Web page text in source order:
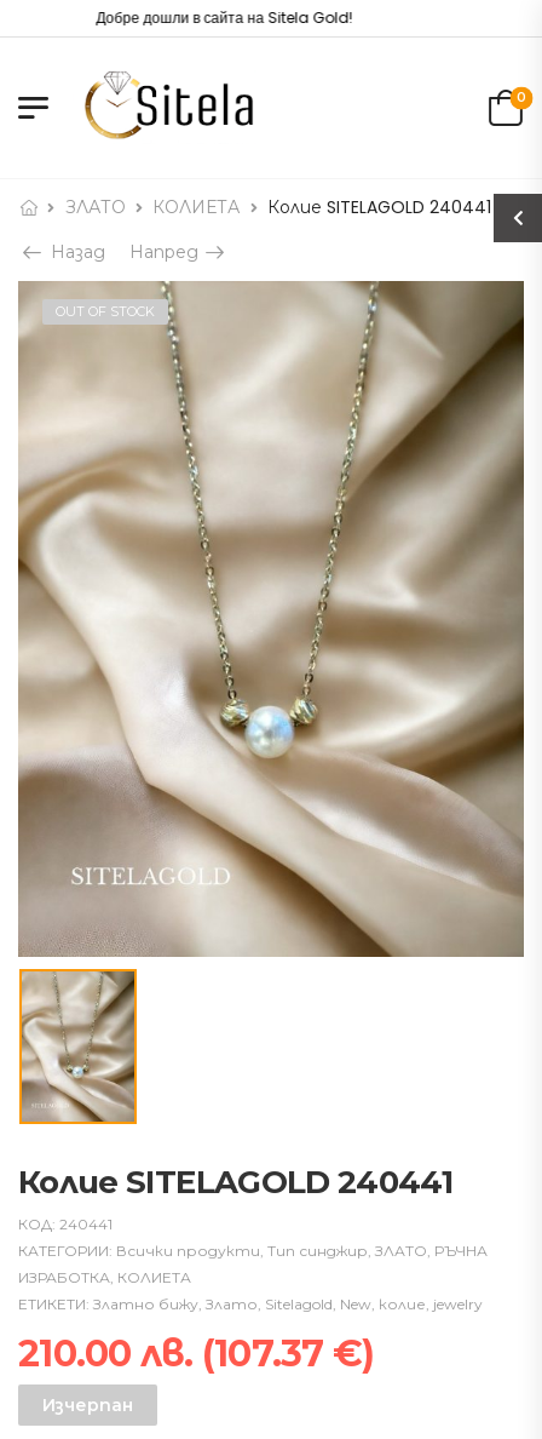
Добре дошли в сайта на Sitela Gold!
0
ЗЛАТО КОЛИЕТА Колие SITELAGOLD 240441
Назад Напред
OUT OF STOCK
Колие SITELAGOLD 240441
КОД: 240441
КАТЕГОРИИ: Всички продукти, Тип синджир, ЗЛАТО, РЪЧНА
ИЗРАБОТКА, КОЛИЕТА
ЕТИКЕТИ: Златно бижу, Злато, Sitelagold, New, колие, jewelry
210.00 лв. (107.37 €)
Изчерпан